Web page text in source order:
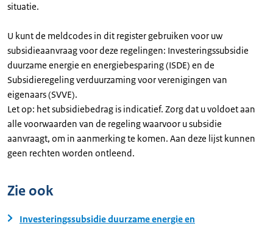
situatie.
U kunt de meldcodes in dit register gebruiken voor uw
subsidieaanvraag voor deze regelingen: Investeringssubsidie
duurzame energie en energiebesparing (ISDE) en de
Subsidieregeling verduurzaming voor verenigingen van
eigenaars (SVVE).
Let op: het subsidiebedrag is indicatief. Zorg dat u voldoet aan
alle voorwaarden van de regeling waarvoor u subsidie
aanvraagt, om in aanmerking te komen. Aan deze lijst kunnen
geen rechten worden ontleend.
Zie ook
Investeringssubsidie duurzame energie en